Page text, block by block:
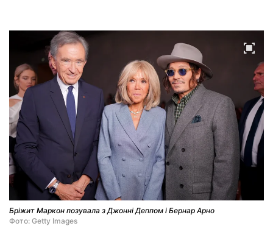
Бріжит Маркон позувала з Джонні Деппом і Бернар Арно
Фото: Getty Images